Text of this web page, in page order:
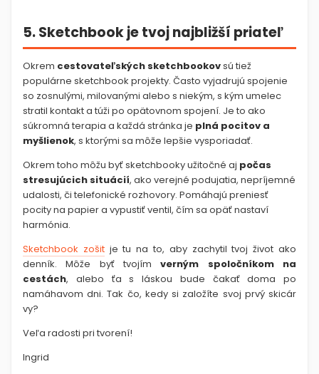
5. Sketchbook je tvoj najbližší priateľ
Okrem cestovateľských sketchbookovsú tiež
populárne sketchbook projekty. Často vyjadrujú spojenie
so zosnulými, milovanými alebo s niekým, s kým umelec
stratil kontakt a túži po opätovnom spojení. Je to ako
súkromná terapia a každá stránka je plná pocitov a
myšlienok, s ktorými sa môže lepšie vysporiadať.
Okrem toho môžu byť sketchbooky užitočné aj počas
stresujúcich situácií, ako verejné podujatia, nepríjemné
udalosti, či telefonické rozhovory. Pomáhajú preniesť
pocity na papier a vypustiť ventil, čím sa opäť nastaví
harmónia.
Sketchbook zošitje tu na to, aby zachytil tvoj život ako
denník. Môže byť tvojímverným spoločníkom na
cestách, alebo ťa s láskou bude čakať doma po
namáhavom dni. Tak čo, kedy si založíte svoj prvý skicár
vy?
Veľa radosti pri tvorení!
Ingrid